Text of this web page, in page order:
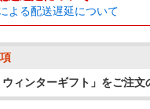
よる配送遅延について
ウィンターギフト」をご注